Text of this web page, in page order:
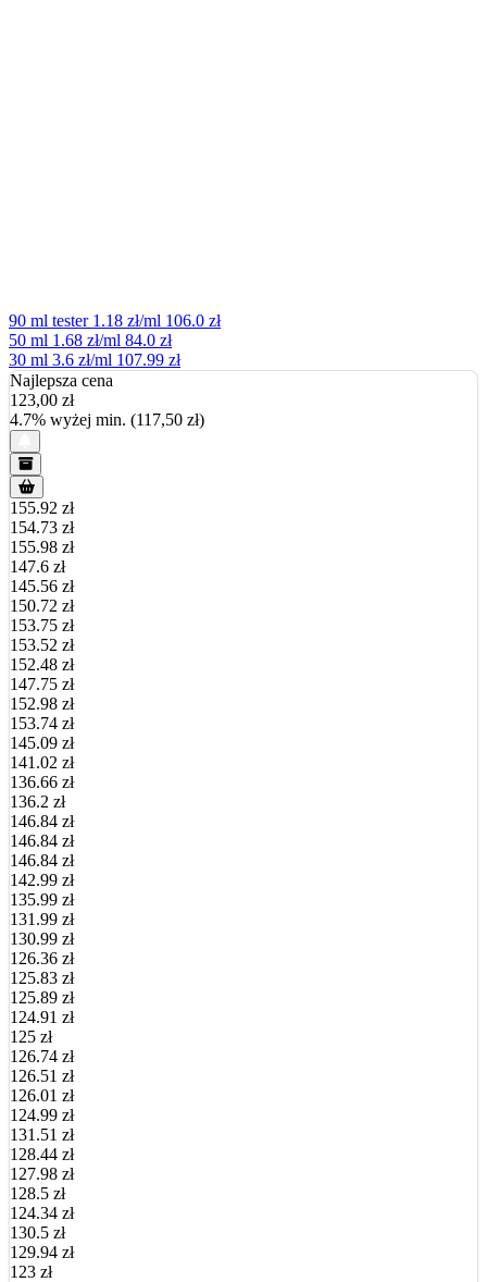
90 ml tester 1.18 zł/ml 106.0 zł
50 ml 1.68 zł/ml 84.0 zł
30 ml 3.6 zł/ml 107.99 zł
Najlepsza cena
123,00 zł
4.7% wyżej min. (117,50 zł)
155.92 zł
154.73 zł
155.98 zł
147.6 zł
145.56 zł
150.72 zł
153.75 zł
153.52 zł
152.48 zł
147.75 zł
152.98 zł
153.74 zł
145.09 zł
141.02 zł
136.66 zł
136.2 zł
146.84 zł
146.84 zł
146.84 zł
142.99 zł
135.99 zł
131.99 zł
130.99 zł
126.36 zł
125.83 zł
125.89 zł
124.91 zł
125 zł
126.74 zł
126.51 zł
126.01 zł
124.99 zł
131.51 zł
128.44 zł
127.98 zł
128.5 zł
124.34 zł
130.5 zł
129.94 zł
123 zł